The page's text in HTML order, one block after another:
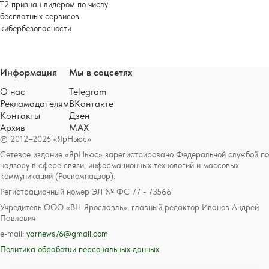
Т2 признан лидером по числу
бесплатных сервисов
кибербезопасности
© 2012–2026 «ЯрНьюс»
Сетевое издание «ЯрНьюс» зарегистрировано Федеральной службой по
надзору в сфере связи, информационных технологий и массовых
коммуникаций (Роскомнадзор).
Регистрационный номер ЭЛ № ФС 77 - 73566
Учредитель ООО «ВН-Ярославль», главный редактор Иванов Андрей
Павлович
e-mail: yarnews76@gmail.com
Политика обработки персональных данных
Информация
О нас
Рекламодателям
Контакты
Архив
Мы в соцсетях
Telegram
ВКонтакте
Дзен
MAX